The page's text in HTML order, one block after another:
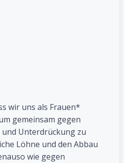
wir uns als Frauen*
gemeinsam gegen
Unterdrückung zu
Löhne und den Abbau
wie gegen